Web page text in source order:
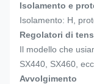
Isolamento e
Isolamento: H,
Regolatori di
Il modello che
SX440, SX460, ecc.
Avvolgimento